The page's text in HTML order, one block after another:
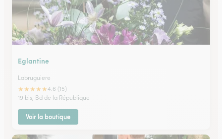
Eglantine
Labruguiere
★★★★★4.6 (15)
19 bis, Bd de la République
Voir la boutique